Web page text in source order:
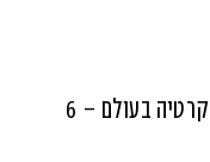
כך נראית ההגנה על הדמוקרטיה בעולם – 6